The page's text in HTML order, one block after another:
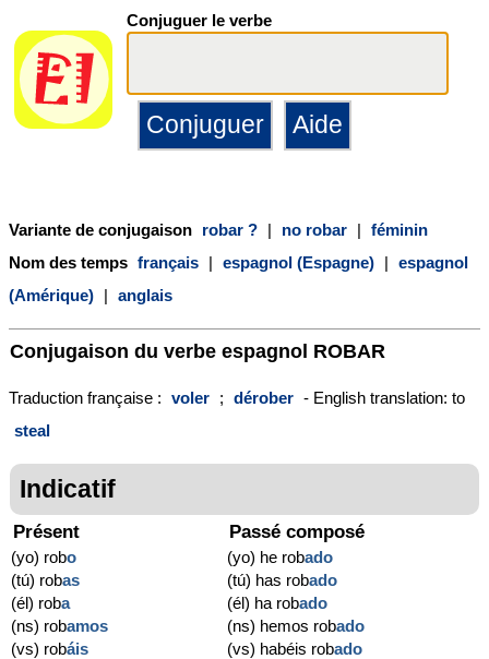
Conjuguer le verbe
Variante de conjugaison robar ? | no robar | féminin
Nom des temps français | espagnol (Espagne) | espagnol
(Amérique) | anglais
Conjugaison du verbe espagnol ROBAR
Traduction française : voler ; dérober - English translation: to
steal
Indicatif
Présent
(yo) robo
(tú) robas
(él) roba
(ns) robamos
(vs) robáis
Passé composé
(yo) he robado
(tú) has robado
(él) ha robado
(ns) hemos robado
(vs) habéis robado